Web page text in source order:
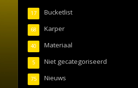
Bucketlist
17
Karper
68
Materiaal
40
Niet gecategoriseerd
5
Nieuws
75